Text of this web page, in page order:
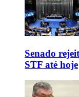
Senado
STF até hoje